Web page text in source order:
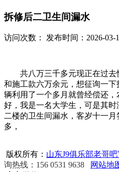
拆修后二卫生间漏水
访问次数： 发布时间：2026-03-
共八万三千多元现正在过去
和施工款六万余元，想征询一
辆利用了一个多月就曾经偿还
好，我是一名大学生，可是其
二楼的卫生间漏水，客岁十一
多，
版权所有： 山东J9俱乐部老哥
询热线：156 0531 9638
网站地